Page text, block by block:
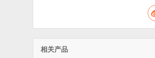
相关产品